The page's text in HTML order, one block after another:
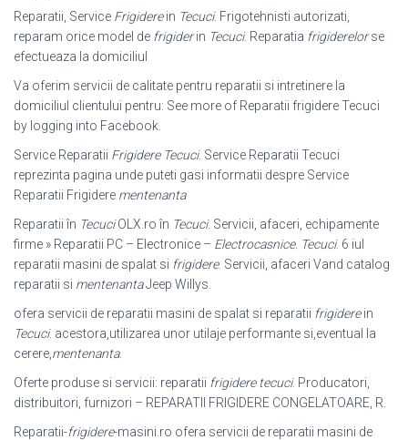
Reparatii, Service Frigiderein Tecuci. Frigotehnisti autorizati,
reparam orice model de frigiderin Tecuci. Reparatia frigiderelorse
efectueaza la domiciliul
Va oferim servicii de calitate pentru reparatii si intretinere la
domiciliul clientului pentru: See more of Reparatii frigidere Tecuci
by logging into Facebook.
Service Reparatii Frigidere Tecuci. Service Reparatii Tecuci
reprezinta pagina unde puteti gasi informatii despre Service
Reparatii Frigidere mentenanta
Reparatii în TecuciOLX.ro în Tecuci. Servicii, afaceri, echipamente
firme » Reparatii PC – Electronice – Electrocasnice. Tecuci. 6 iul
reparatii masini de spalat si frigidere. Servicii, afaceri Vand catalog
reparatii si mentenantaJeep Willys.
ofera servicii de reparatii masini de spalat si reparatii frigiderein
Tecuci. acestora,utilizarea unor utilaje performante si,eventual la
cerere, mentenanta.
Oferte produse si servicii: reparatii frigidere tecuci. Producatori,
distribuitori, furnizori – REPARATII FRIGIDERE CONGELATOARE, R.
Reparatii-frigidere-masini.ro ofera servicii de reparatii masini de